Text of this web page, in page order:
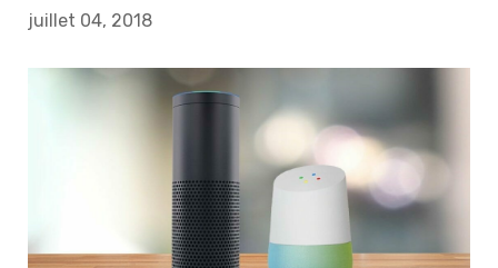
juillet 04, 2018